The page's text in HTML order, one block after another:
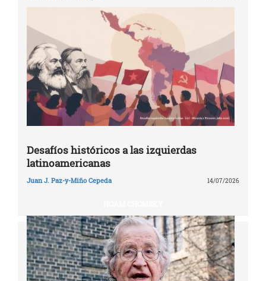
Desafíos históricos a las izquierdas
latinoamericanas
Juan J. Paz-y-Miño Cepeda 14/07/2026